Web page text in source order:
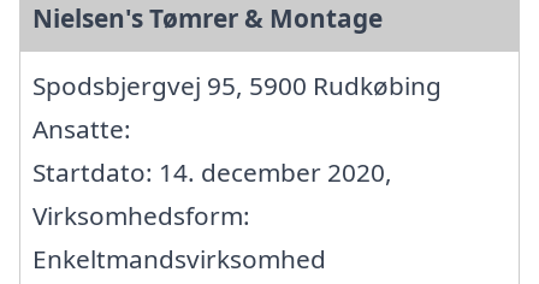
Nielsen's Tømrer & Montage
Spodsbjergvej 95, 5900 Rudkøbing
Ansatte:
Startdato: 14. december 2020,
Virksomhedsform:
Enkeltmandsvirksomhed